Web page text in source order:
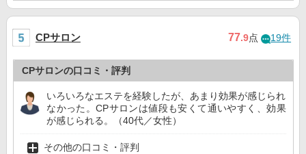
CPサロン 77.9点 19件
CPサロンの口コミ・評判
いろいろなエステを経験したが、あまり効果が感じられ
なかった。CPサロンは値段も安くて通いやすく、効果
が感じられる。（40代／女性）
その他の口コミ・評判